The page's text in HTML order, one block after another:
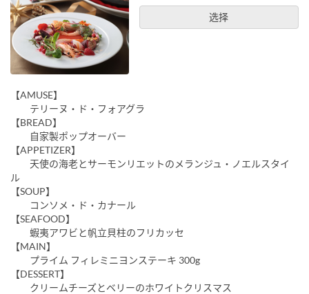
选择
【AMUSE】
テリーヌ・ド・フォアグラ
【BREAD】
自家製ポップオーバー
【APPETIZER】
天使の海老とサーモンリエットのメランジュ・ノエルスタイ
ル
【SOUP】
コンソメ・ド・カナール
【SEAFOOD】
蝦夷アワビと帆立貝柱のフリカッセ
【MAIN】
プライム フィレミニヨンステーキ 300g
【DESSERT】
クリームチーズとベリーのホワイトクリスマス